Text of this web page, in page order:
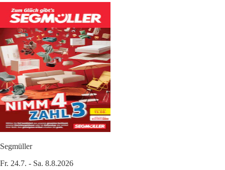
Segmüller
Fr. 24.7. - Sa. 8.8.2026